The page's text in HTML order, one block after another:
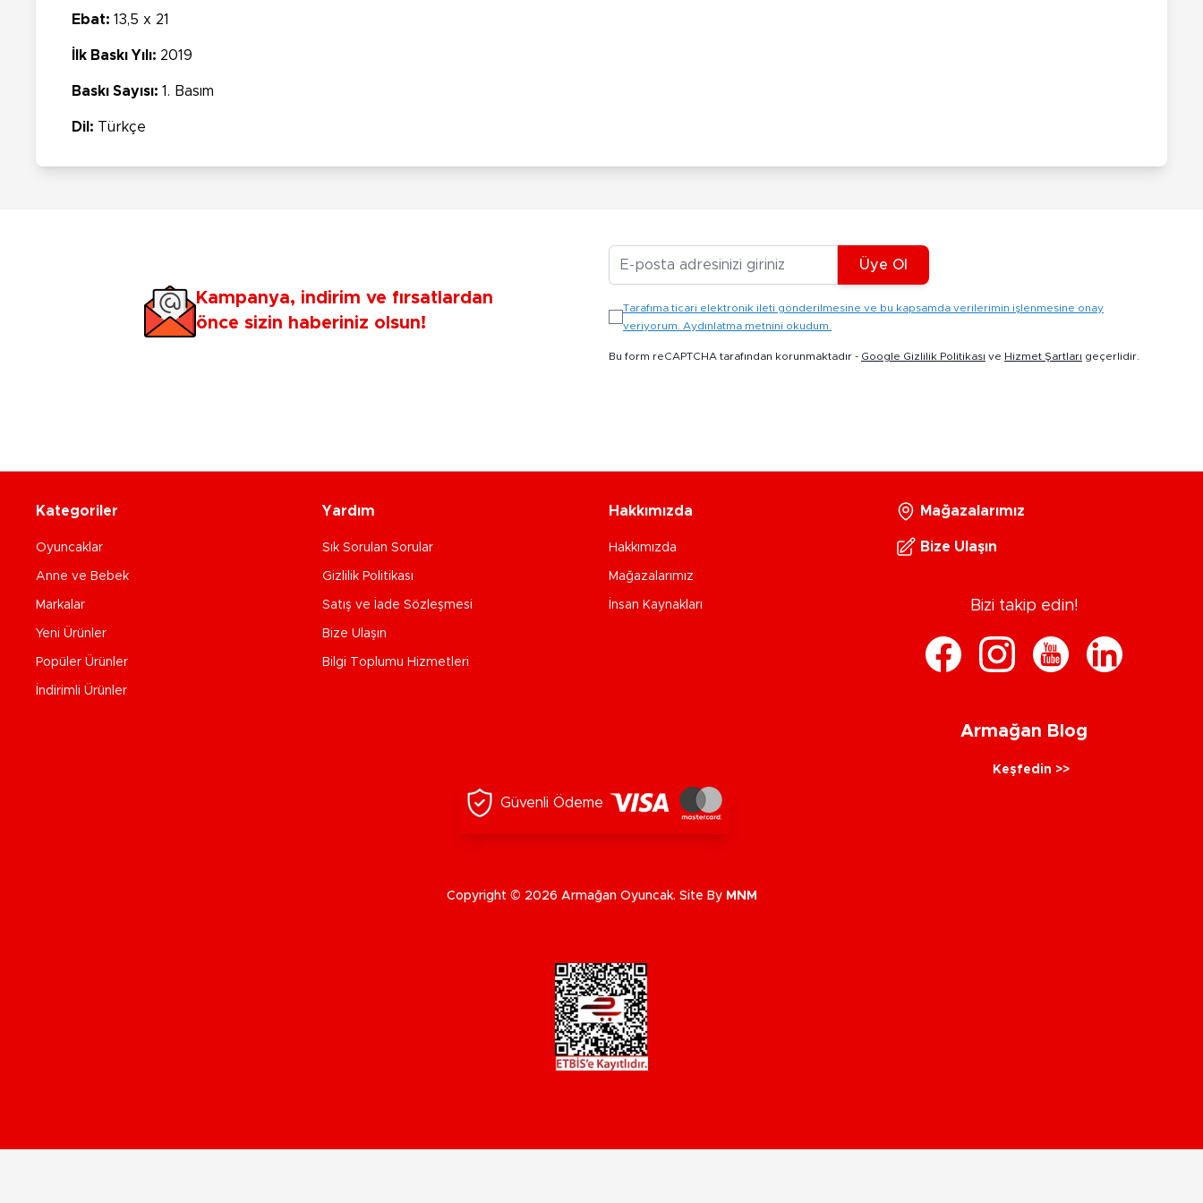
Ebat: 13,5 x 21
İlk Baskı Yılı: 2019
Baskı Sayısı: 1. Basım
Dil: Türkçe
Kampanya, indirim ve fırsatlardan
önce sizin haberiniz olsun!
Üye Ol
Tarafıma ticari elektronik ileti gönderilmesine ve bu kapsamda verilerimin işlenmesine onay
veriyorum. Aydınlatma metnini okudum.
Bu form reCAPTCHA tarafından korunmaktadır - Google Gizlilik Politikası ve Hizmet Şartları geçerlidir.
Kategoriler
Oyuncaklar
Anne ve Bebek
Markalar
Yeni Ürünler
Popüler Ürünler
İndirimli Ürünler
Yardım
Sık Sorulan Sorular
Gizlilik Politikası
Satış ve İade Sözleşmesi
Bize Ulaşın
Bilgi Toplumu Hizmetleri
Hakkımızda
Hakkımızda
Mağazalarımız
İnsan Kaynakları
Mağazalarımız
Bize Ulaşın
Bizi takip edin!
Armağan Blog
Keşfedin >>
Güvenli Ödeme
Copyright © 2026 Armağan Oyuncak. Site By MNM